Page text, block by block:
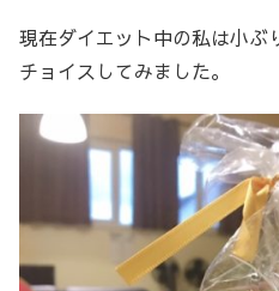
現在ダイエット中の私は小ぶ
チョイスしてみました。